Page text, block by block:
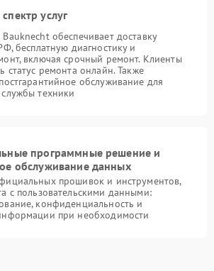
услуг
обеспечивает доставку
бесплатную диагностику и
включая срочный ремонт. Клиенты
статус ремонта онлайн. Также
обслуживание для
техники
программные решение и
обслуживание данных
прошивок и инструментов,
с пользовательскими данными:
конфиденциальность и
при необходимости